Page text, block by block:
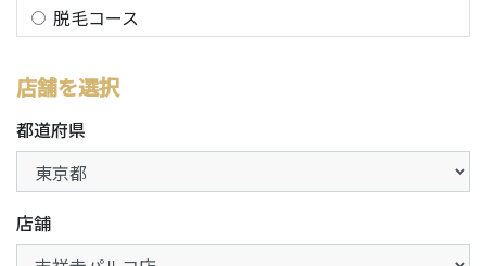
脱毛コース
店舗を選択
都道府県
店舗